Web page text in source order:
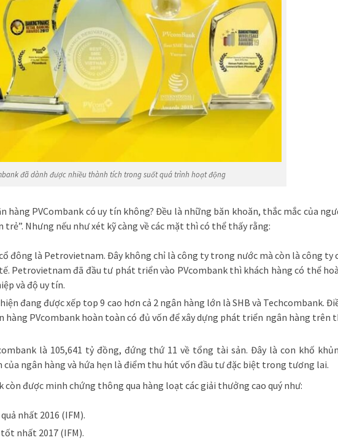
đã dành được nhiều thành tích trong suốt quá trình hoạt động
hàng PVCombank có uy tín không? Đều là những băn khoăn, thắc mắc của
trẻ”. Nhưng nếu như xét kỹ càng về các mặt thì có thể thấy rằng:
đông là Petrovietnam. Đây không chỉ là công ty trong nước mà còn là công ty
Petrovietnam đã đầu tư phát triển vào PVcombank thì khách hàng có thể
và độ uy tín.
đang được xếp top 9 cao hơn cả 2 ngân hàng lớn là SHB và Techcombank.
hàng PVcombank hoàn toàn có đủ vốn để xây dựng phát triển ngân hàng trên
là 105,641 tỷ đồng, đứng thứ 11 về tổng tài sản. Đây là con khố
ngân hàng và hứa hẹn là điểm thu hút vốn đầu tư đặc biệt trong tương lai.
còn được minh chứng thông qua hàng loạt các giải thưởng cao quý như:
nhất 2016 (IFM).
nhất 2017 (IFM).